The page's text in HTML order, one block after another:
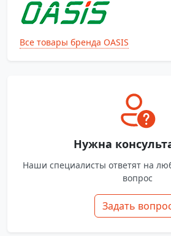
Все товары бренда OASIS
Нужна
Наши специалисты ответят на
вопрос
Задать